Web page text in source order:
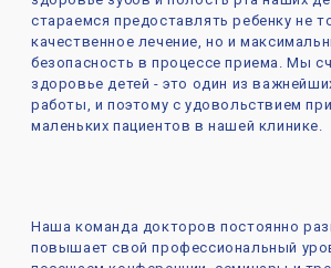
стараемся предоставлять ребенку не
качественное лечение, но и
безопасность в процессе приема. Мы
здоровье детей - это один из
работы, и поэтому с удовольствием
маленьких пациентов в нашей клинике.
Наша команда докторов постоянно
повышает свой профессиональный